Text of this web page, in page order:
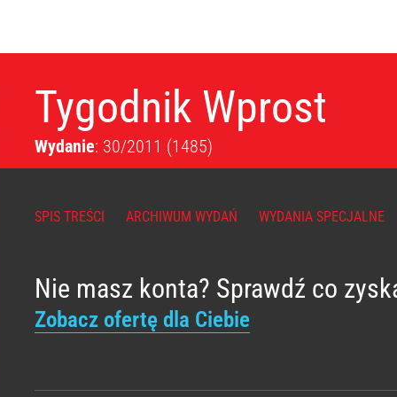
Tygodnik Wprost
Wydanie: 30/2011 (1485)
SPIS TREŚCI ARCHIWUM WYDAŃ WYDANIA SPECJALNE
Nie masz konta? Sprawdź co
Zobacz ofertę dla Ciebie